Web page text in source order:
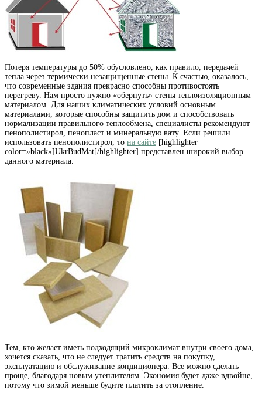
Потеря температуры до 50% обусловлено, как правило, передачей
тепла через термически незащищенные стены. К счастью, оказалось,
что современные здания прекрасно способны противостоять
перегреву. Нам просто нужно «обернуть» стены теплоизоляционным
материалом. Для наших климатических условий основным
материалами, которые способны защитить дом и способствовать
нормализации правильного теплообмена, специалисты рекомендуют
пенополистирол, пенопласт и минеральную вату. Если решили
использовать пенополистирол, то на сайте [highlighter
color=»black»]UkrBudMat[/highlighter] представлен широкий выбор
данного материала.
Тем, кто желает иметь подходящий микроклимат внутри своего дома,
хочется сказать, что не следует тратить средств на покупку,
эксплуатацию и обслуживание кондиционера. Все можно сделать
проще, благодаря новым утеплителям. Экономия будет даже вдвойне,
потому что зимой меньше будите платить за отопление.